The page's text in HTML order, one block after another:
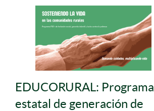
EDUCORURAL: Programa
estatal de generación de